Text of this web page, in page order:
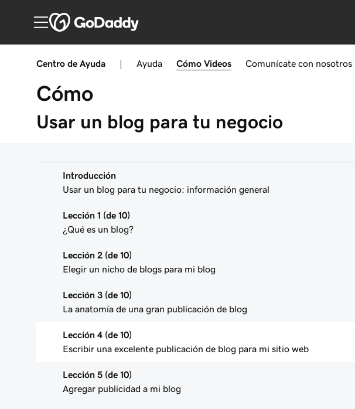
Centro de Ayuda Ayuda Cómo Videos Comunícate con nosotros
Cómo
Usar un blog para tu negocio
Introducción
Usar un blog para tu negocio: información general
Lección 1 (de 10)
¿Qué es un blog?
Lección 2 (de 10)
Elegir un nicho de blogs para mi blog
Lección 3 (de 10)
La anatomía de una gran publicación de blog
Lección 4 (de 10)
Escribir una excelente publicación de blog para mi sitio web
Lección 5 (de 10)
Agregar publicidad a mi blog